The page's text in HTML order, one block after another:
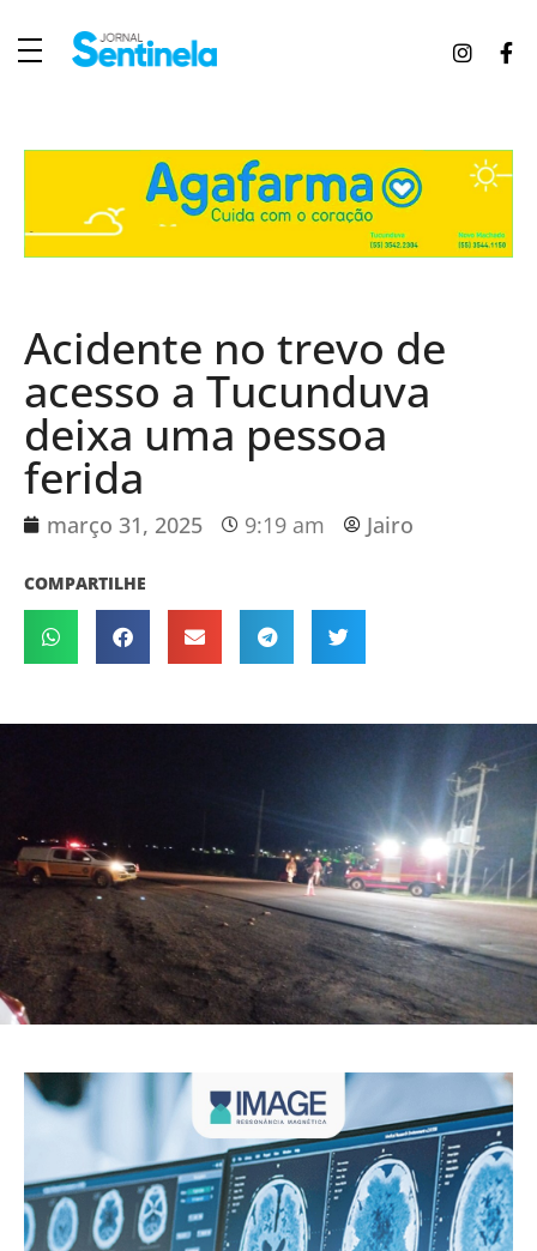
Acidente no trevo de
acesso a Tucunduva
deixa uma pessoa
ferida
março 31, 2025 9:19 am Jairo
COMPARTILHE